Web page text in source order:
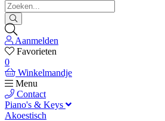
Aanmelden
Favorieten
0
Winkelmandje
Menu
Contact
Piano's & Keys
Akoestisch